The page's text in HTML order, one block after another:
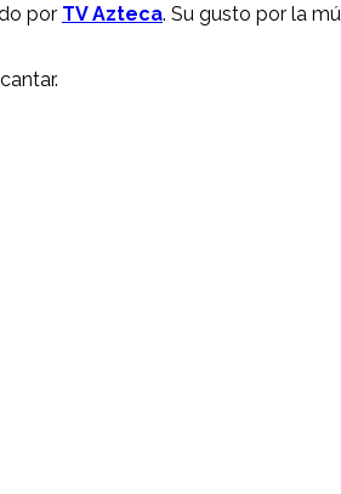
por TV Azteca. Su gusto por la